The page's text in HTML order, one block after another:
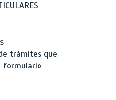
trámites que
formulario